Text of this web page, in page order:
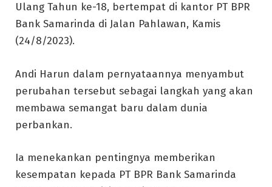
Ulang Tahun ke-18, bertempat di kantor PT BPR
Bank Samarinda di Jalan Pahlawan, Kamis
(24/8/2023).
Andi Harun dalam pernyataannya menyambut
perubahan tersebut sebagai langkah yang akan
membawa semangat baru dalam dunia
perbankan.
Ia menekankan pentingnya memberikan
kesempatan kepada PT BPR Bank Samarinda